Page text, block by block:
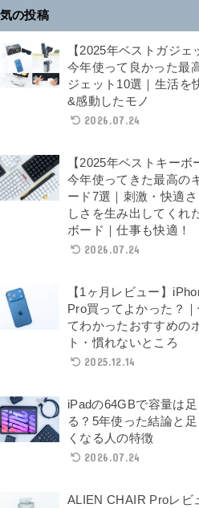
の投稿
【2025年ベストガジェ
今年使って良かった最
ジェット10選｜生活を
&感動したモノ
2026.07.24
【2025年ベストキーボ
今年使ってきた最高の
ード7選｜刺激・快適さ
しさを生み出してくれ
ボード｜仕事も快適！
2026.07.24
【1ヶ月レビュー】
Pro買ってよかった？｜
てわかったおすすめの
ト・慣れないところ
2025.12.14
iPadの64GBで容量は足
る？5年使った結論と足
くなる人の特徴
2026.07.24
ALIEN CHAIR Proレビ